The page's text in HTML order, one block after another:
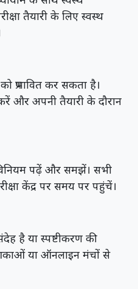
तैयारी के लिए स्वस्थ
प्रभावित कर सकता है।
और अपनी तैयारी के दौरान
पढ़ें और समझें। सभी
केंद्र पर समय पर पहुंचें।
है या स्पष्टीकरण की
या ऑनलाइन मंचों से